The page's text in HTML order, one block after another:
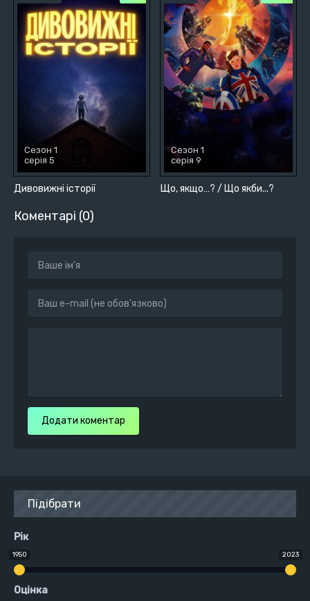
Дивовижні історії
Сезон 1
серія 5
Що, якщо…? / Що якби...?
Сезон 1
серія 9
Коментарі (0)
Додати коментар
Підібрати
Рік
1950 2023
Оцінка